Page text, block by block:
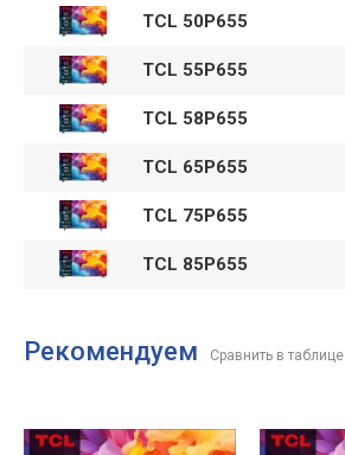
TCL 50P655
TCL 55P655
TCL 58P655
TCL 65P655
TCL 75P655
TCL 85P655
Рекомендуем Сравнить в таблице